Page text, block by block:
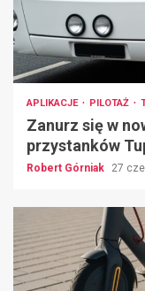
APLIKACJE PILOTAŻ
Zanurz się w
przystanków
Robert Górniak 27